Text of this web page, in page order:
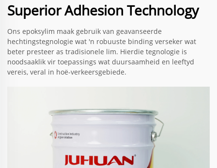
Superior Adhesion Technology
Ons epoksylim maak gebruik van geavanseerde
hechtingstegnologie wat 'n robuuste binding verseker wat
beter presteer as tradisionele lim. Hierdie tegnologie is
noodsaaklik vir toepassings wat duursaamheid en leeftyd
vereis, veral in hoë-verkeersgebiede.